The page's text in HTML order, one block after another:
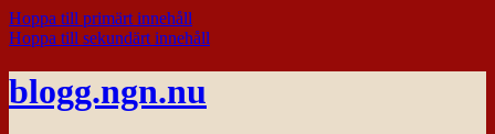
Hoppa till primärt innehåll
Hoppa till sekundärt innehåll
blogg.ngn.nu